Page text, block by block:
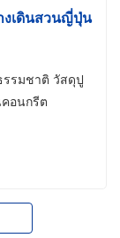
งเดินสวนญี่ปุ่น
รมชาติ วัสดุปู
อนกรีต